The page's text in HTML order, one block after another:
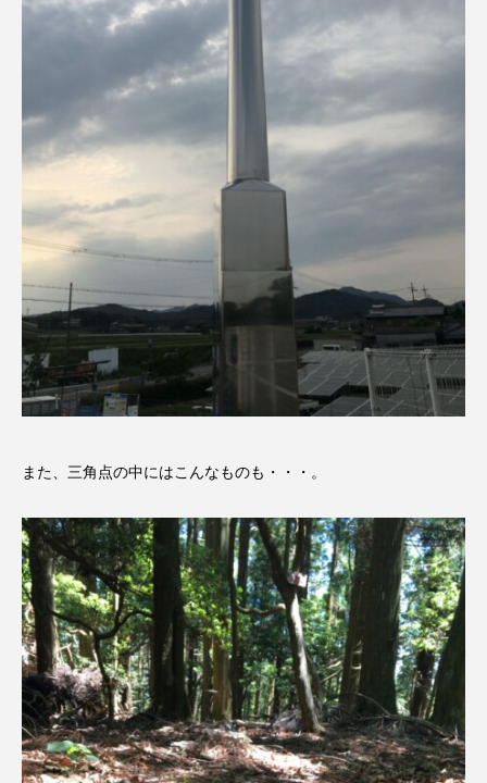
おーい、応為 お知らせ かしこいエルゼ
かしこいグレーテル かもめ食堂
がんを知り、がんを考える きてみで東北
きもちはなにいろ？ くまぐみ
くるまのなかには？ けやき台中学校
けやき台小学校
こうべさんだ伝統文化体験フェスタ
こうべさんだ伝統文化体験フェスタ2026
こぐまのいばしょ こだわり城紀行
こども学芸員とつくる『夏のこども美術館』
こばえちゃ東北 こーろ・るみえーる
さっちゃん社協だより すずかけ台
すずかけ台小学校 すずきまみ
そんなにみないでくださいな ちめいど
また、三角点の中にはこんなものも・・・。